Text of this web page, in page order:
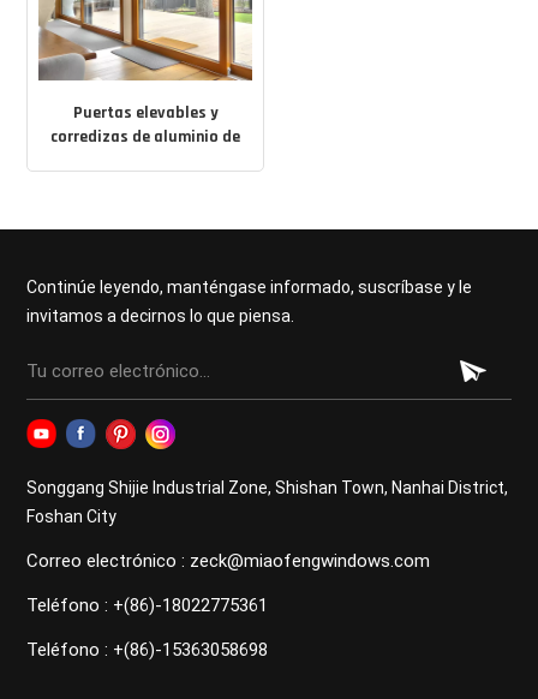
Puertas elevables y
corredizas de aluminio de
Continúe leyendo, manténgase informado, suscríbase y le
invitamos a decirnos lo que piensa.
Songgang Shijie Industrial Zone, Shishan Town, Nanhai District,
Foshan City
Correo electrónico : zeck@miaofengwindows.com
Teléfono : +(86)-18022775361
Teléfono : +(86)-15363058698